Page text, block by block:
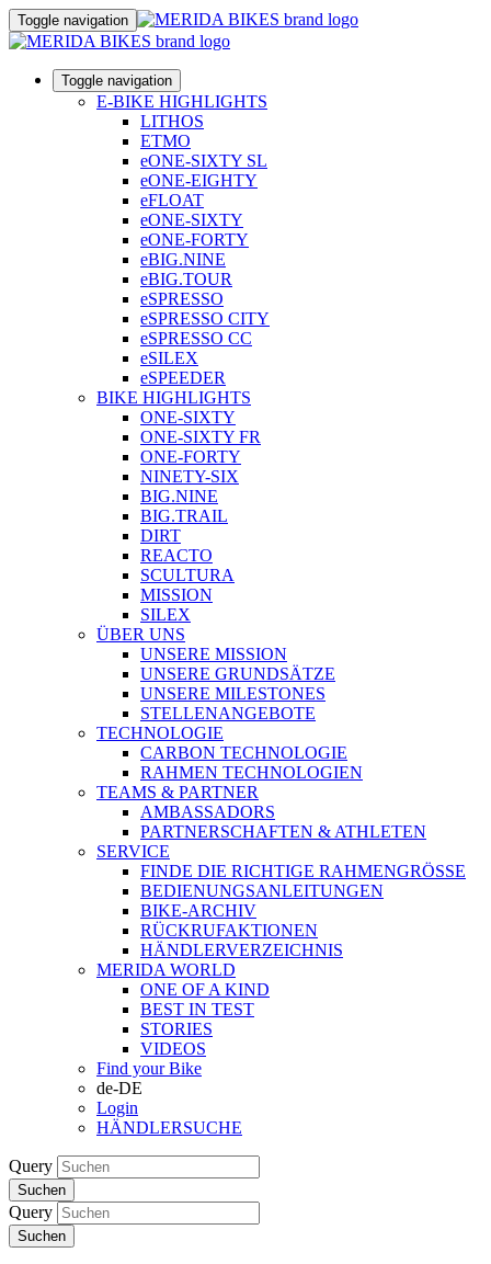
Toggle navigation
Toggle navigation
E-BIKE HIGHLIGHTS
LITHOS
ETMO
eONE-SIXTY SL
eONE-EIGHTY
eFLOAT
eONE-SIXTY
eONE-FORTY
eBIG.NINE
eBIG.TOUR
eSPRESSO
eSPRESSO CITY
eSPRESSO CC
eSILEX
eSPEEDER
BIKE HIGHLIGHTS
ONE-SIXTY
ONE-SIXTY FR
ONE-FORTY
NINETY-SIX
BIG.NINE
BIG.TRAIL
DIRT
REACTO
SCULTURA
MISSION
SILEX
ÜBER UNS
UNSERE MISSION
UNSERE GRUNDSÄTZE
UNSERE MILESTONES
STELLENANGEBOTE
TECHNOLOGIE
CARBON TECHNOLOGIE
RAHMEN TECHNOLOGIEN
TEAMS & PARTNER
AMBASSADORS
PARTNERSCHAFTEN & ATHLETEN
SERVICE
FINDE DIE RICHTIGE RAHMENGRÖSSE
BEDIENUNGSANLEITUNGEN
BIKE-ARCHIV
RÜCKRUFAKTIONEN
HÄNDLERVERZEICHNIS
MERIDA WORLD
ONE OF A KIND
BEST IN TEST
STORIES
VIDEOS
Find your Bike
de-DE
Login
HÄNDLERSUCHE
Query
Suchen
Query
Suchen